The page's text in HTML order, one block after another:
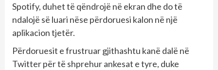
Spotify, duhet të qëndrojë në ekran dhe do të
ndalojë së luari nëse përdoruesi kalon në një
aplikacion tjetër.
Përdoruesit e frustruar gjithashtu kanë dalë në
Twitter për të shprehur ankesat e tyre, duke